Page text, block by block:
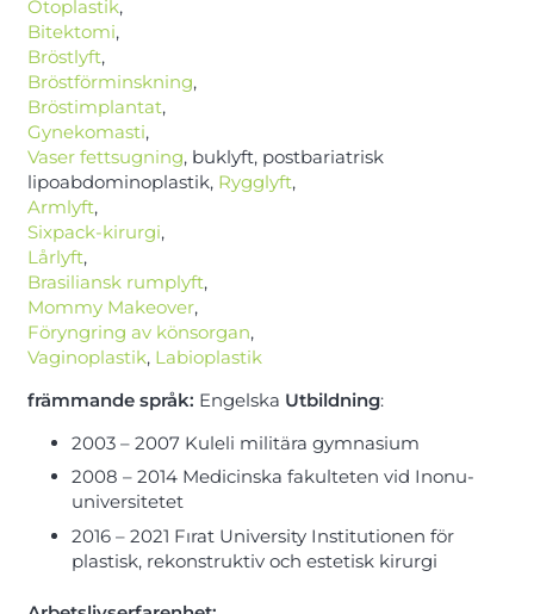
Otoplastik,
Bitektomi,
Bröstlyft,
Bröstförminskning,
Bröstimplantat,
Gynekomasti,
Vaser fettsugning, buklyft, postbariatrisk
lipoabdominoplastik, Rygglyft,
Armlyft,
Sixpack-kirurgi,
Lårlyft,
Brasiliansk rumplyft,
Mommy Makeover,
Föryngring av könsorgan,
Vaginoplastik, Labioplastik
främmande språk: Engelska Utbildning:
2003 – 2007 Kuleli militära gymnasium
2008 – 2014 Medicinska fakulteten vid Inonu-
universitetet
2016 – 2021 Fırat University Institutionen för
plastisk, rekonstruktiv och estetisk kirurgi